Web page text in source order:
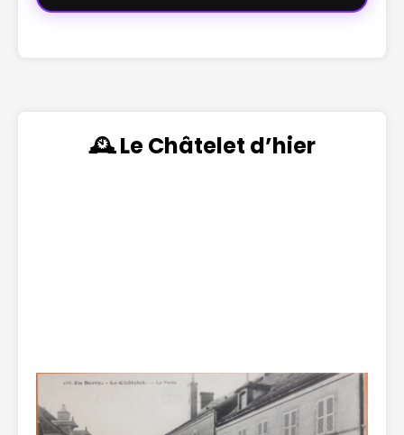
🕰️ Le Châtelet d’hier